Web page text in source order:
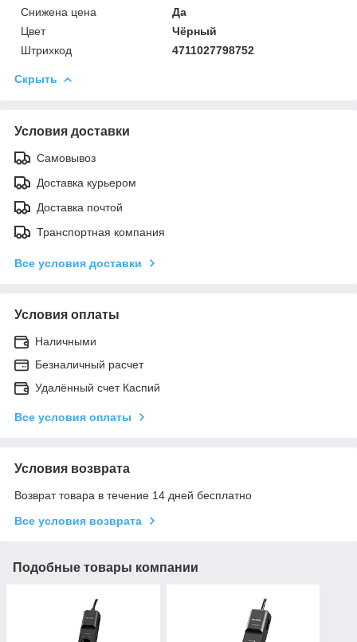
Снижена цена
Да
Цвет
Чёрный
Штрихкод
4711027798752
Скрыть
Условия доставки
Самовывоз
Доставка курьером
Доставка почтой
Транспортная компания
Все условия доставки
Условия оплаты
Наличными
Безналичный расчет
Удалённый счет Каспий
Все условия оплаты
Условия возврата
Возврат товара в течение 14 дней бесплатно
Все условия возврата
Подобные товары компании